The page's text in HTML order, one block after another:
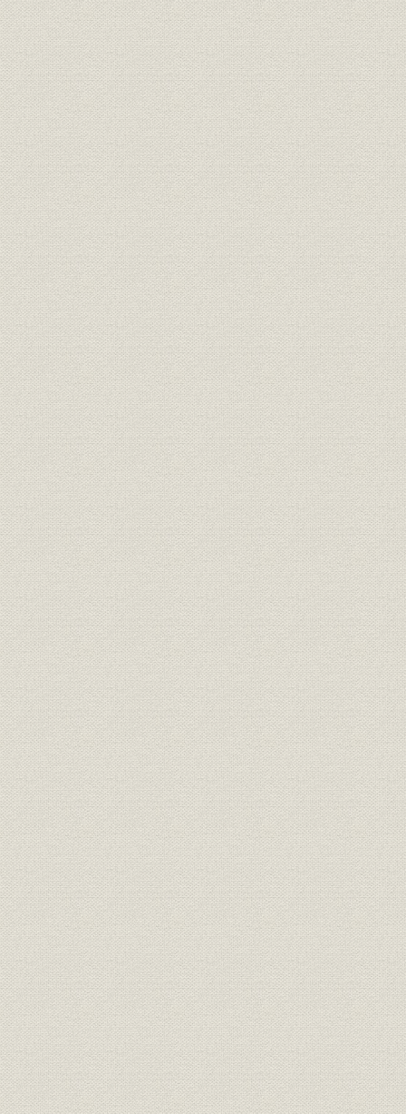
索引
参考文献
あとがき